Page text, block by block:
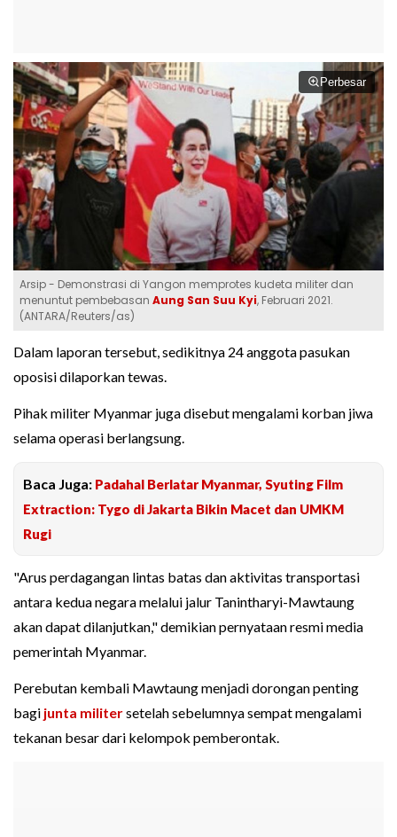
Perbesar
Arsip - Demonstrasi di Yangon memprotes kudeta militer dan
menuntut pembebasan Aung San Suu Kyi, Februari 2021.
(ANTARA/Reuters/as)
Dalam laporan tersebut, sedikitnya 24 anggota pasukan
oposisi dilaporkan tewas.
Pihak militer Myanmar juga disebut mengalami korban jiwa
selama operasi berlangsung.
Baca Juga: Padahal Berlatar Myanmar, Syuting Film
Extraction: Tygo di Jakarta Bikin Macet dan UMKM
Rugi
"Arus perdagangan lintas batas dan aktivitas transportasi
antara kedua negara melalui jalur Tanintharyi-Mawtaung
akan dapat dilanjutkan," demikian pernyataan resmi media
pemerintah Myanmar.
Perebutan kembali Mawtaung menjadi dorongan penting
bagi junta militersetelah sebelumnya sempat mengalami
tekanan besar dari kelompok pemberontak.